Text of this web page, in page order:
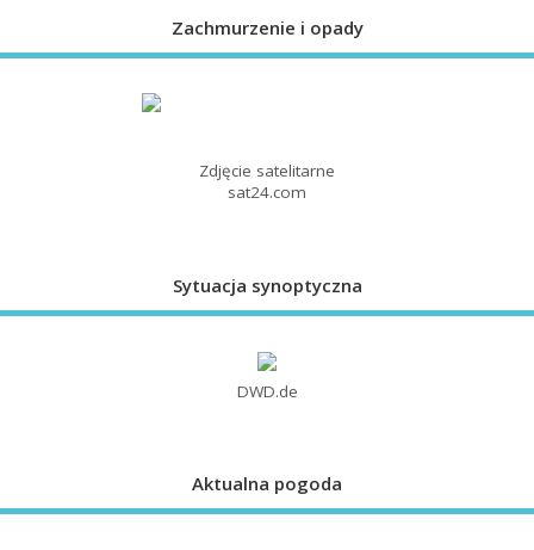
Zachmurzenie i opady
Zdjęcie satelitarne
sat24.com
Sytuacja synoptyczna
DWD.de
Aktualna pogoda